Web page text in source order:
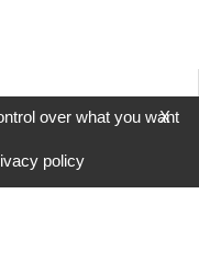
X
over what you want
policy